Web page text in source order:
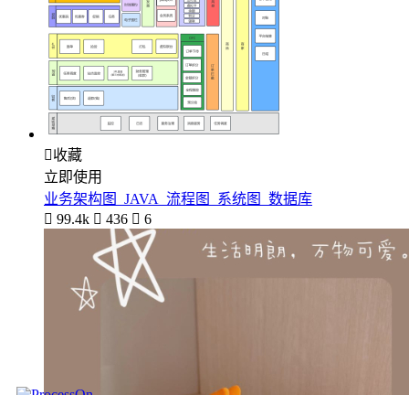
收藏
立即使用
业务架构图_JAVA_流程图_系统图_数据库
 99.4k  436  6